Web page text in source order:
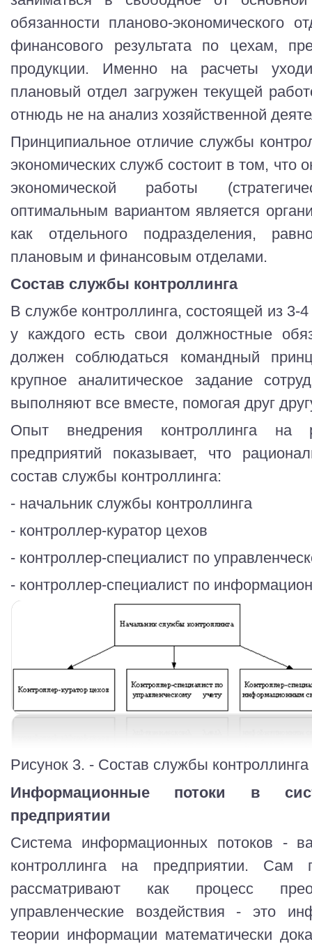
обязанности планово-экономического
финансового результата по цехам,
продукции. Именно на расчеты
плановый отдел загружен текущей
отнюдь не на анализ хозяйственной
Принципиальное отличие службы
экономических служб состоит в том, что
экономической работы
оптимальным вариантом является
как отдельного подразделения,
плановым и финансовым отделами.
Состав службы контроллинга
В службе контроллинга, состоящей из 3-
у каждого есть свои должностные
должен соблюдаться командный
крупное аналитическое задание
выполняют все вместе, помогая друг
Опыт внедрения контроллинга на
предприятий показывает, что
состав службы контроллинга:
- начальник службы контроллинга
- контроллер-куратор цехов
- контроллер-специалист по
- контроллер-специалист по
Рисунок 3. - Состав службы
Информационные потоки в
предприятии
Система информационных потоков -
контроллинга на предприятии. Сам
рассматривают как процесс
управленческие воздействия - это
теории информации математически